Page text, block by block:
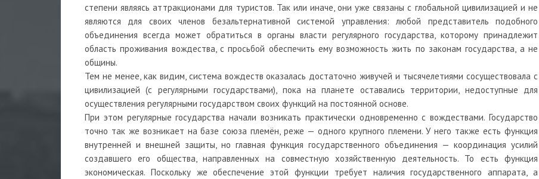
степени являясь аттракционами для туристов. Так или иначе, они уже связаны с глобальной цивилизацией и не
являются для своих членов безальтернативной системой управления: любой представитель подобного
объединения всегда может обратиться в органы власти регулярного государства, которому принадлежит
область проживания вождества, с просьбой обеспечить ему возможность жить по законам государства, а не
общины.
Тем не менее, как видим, система вождеств оказалась достаточно живучей и тысячелетиями сосуществовала с
цивилизацией (с регулярными государствами), пока на планете оставались территории, недоступные для
осуществления регулярными государством своих функций на постоянной основе.
При этом регулярные государства начали возникать практически одновременно с вождествами. Государство
точно так же возникает на базе союза племён, реже — одного крупного племени. У него также есть функция
внутренней и внешней защиты, но главная функция государственного объединения — координация усилий
создавшего его общества, направленных на совместную хозяйственную деятельность. То есть функция
экономическая. Поскольку же обеспечение этой функции требует наличия государственного аппарата, а